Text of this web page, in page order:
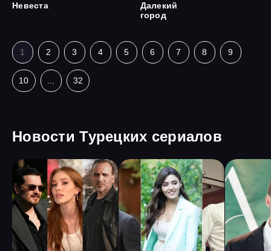
Невеста
Далекий
город
1 2 3 4 5 6 7 8 9
10 32
Новости Турецких сериалов